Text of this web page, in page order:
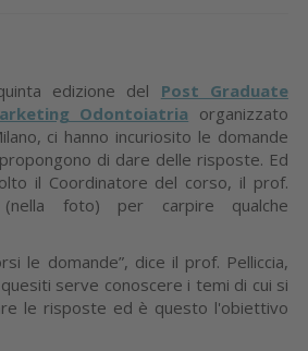
edizione del Post Graduate
Odontoiatria organizzato
ci hanno incuriosito le domande
di dare delle risposte. Ed
il Coordinatore del corso, il prof.
foto) per carpire qualche
le domande”, dice il prof. Pelliccia,
serve conoscere i temi di cui si
le risposte ed è questo l'obiettivo